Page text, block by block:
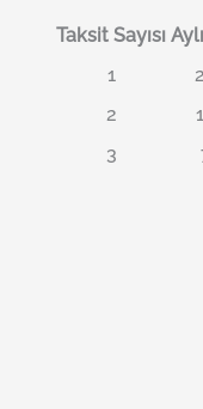
Taksit Sayısı
1
2
3